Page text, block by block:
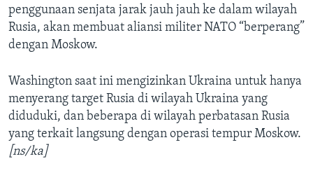
penggunaan senjata jarak jauh jauh ke dalam wilayah
Rusia, akan membuat aliansi militer NATO “berperang”
dengan Moskow.
Washington saat ini mengizinkan Ukraina untuk hanya
menyerang target Rusia di wilayah Ukraina yang
diduduki, dan beberapa di wilayah perbatasan Rusia
yang terkait langsung dengan operasi tempur Moskow.
[ns/ka]